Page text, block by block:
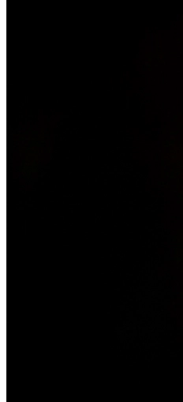
Código